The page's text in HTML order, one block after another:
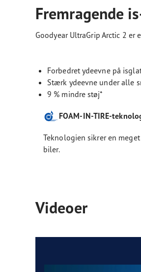
Fremragende
Goodyear UltraGrip Arctic 2
Forbedret ydeevne på
Stærk ydeevne under alle
9 % mindre støj*
FOAM-IN-TIRE-
Teknologien sikrer en
biler.
Videoer